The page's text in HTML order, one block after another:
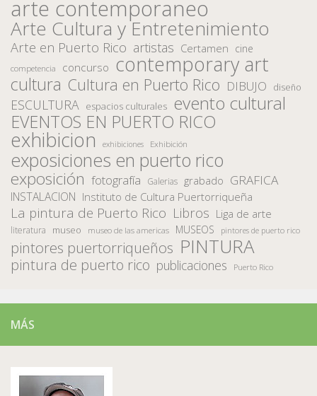
arte contemporaneo
Arte Cultura y Entretenimiento
Arte en Puerto Rico artistas Certamen cine
competencia concurso contemporary art
cultura Cultura en Puerto Rico DIBUJO diseño
ESCULTURA espacios culturales evento cultural
EVENTOS EN PUERTO RICO
exhibicion exhibiciones Exhibición
exposiciones en puerto rico
exposición fotografía Galerias grabado GRAFICA
INSTALACION Instituto de Cultura Puertorriqueña
La pintura de Puerto Rico Libros Liga de arte
literatura museo museo de las americas MUSEOS pintores de puerto rico
pintores puertorriqueños PINTURA
pintura de puerto rico publicaciones Puerto Rico
MÁS